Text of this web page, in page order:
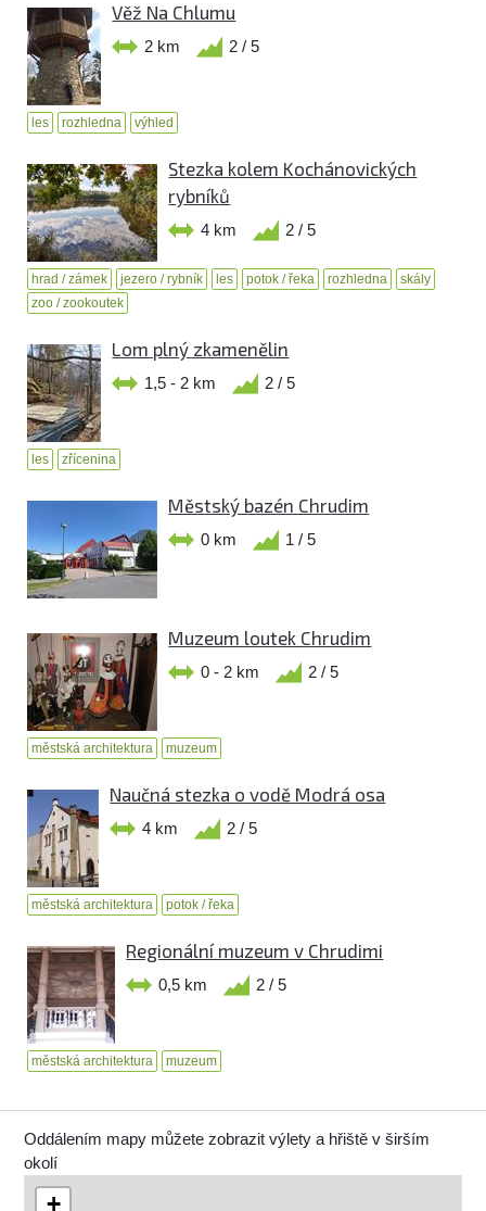
Věž Na Chlumu
2 km 2 / 5
les rozhledna výhled
Stezka kolem Kochánovických
rybníků
4 km 2 / 5
hrad / zámek jezero / rybník les potok / řeka rozhledna
skály
zoo / zookoutek
Lom plný zkamenělin
1,5 - 2 km 2 / 5
les zřícenina
Městský bazén Chrudim
0 km 1 / 5
Muzeum loutek Chrudim
0 - 2 km 2 / 5
městská architektura muzeum
Naučná stezka o vodě Modrá osa
4 km 2 / 5
městská architektura potok / řeka
Regionální muzeum v Chrudimi
0,5 km 2 / 5
městská architektura muzeum
Oddálením mapy můžete zobrazit výlety a hřiště v širším
okolí
+